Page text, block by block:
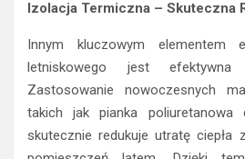
Izolacja Termiczna – Skuteczna
Innym kluczowym elementem
letniskowego jest efektywna
Zastosowanie nowoczesnych
takich jak pianka poliuretanowa
skutecznie redukuje utratę ciepła